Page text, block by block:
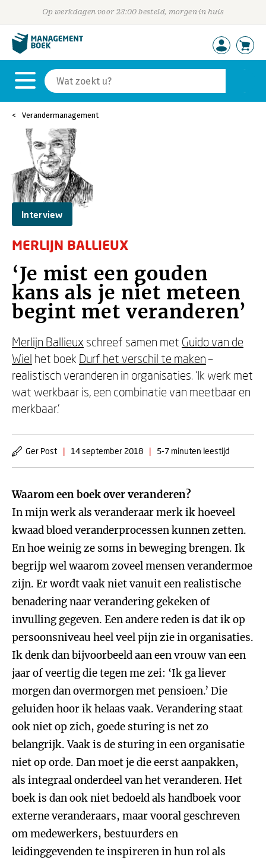
Op werkdagen voor 23:00 besteld, morgen in huis
Verandermanagement
Interview
MERLIJN BALLIEUX
‘Je mist een gouden
kans als je niet meteen
begint met veranderen’
Merlijn Ballieux schreef samen met Guido van de
Wiel het boek Durf het verschil te maken–
realistisch veranderen in organisaties. ‘Ik werk met
wat werkbaar is, een combinatie van meetbaar en
merkbaar.’
Ger Post | 14 september 2018 | 5-7 minuten leestijd
Waarom een boek over veranderen?
In mijn werk als veranderaar merk ik hoeveel
kwaad bloed veranderprocessen kunnen zetten.
En hoe weinig ze soms in beweging brengen. Ik
begrijp wel waarom zoveel mensen verandermoe
zijn. Er wordt vaak niet vanuit een realistische
benadering naar verandering gekeken of
invulling gegeven. Een andere reden is dat ik op
persoonsniveau heel veel pijn zie in organisaties.
Ik denk dan bijvoorbeeld aan een vrouw van een
jaar of veertig die tegen me zei: ‘Ik ga liever
morgen dan overmorgen met pensioen.’ Die
geluiden hoor ik helaas vaak. Verandering staat
ook niet op zich, goede sturing is net zo
belangrijk. Vaak is de sturing in een organisatie
niet op orde. Dan moet je die eerst aanpakken,
als integraal onderdeel van het veranderen. Het
boek is dan ook niet bedoeld als handboek voor
externe veranderaars, maar vooral geschreven
om medewerkers, bestuurders en
leidinggevenden te inspireren in hun rol als